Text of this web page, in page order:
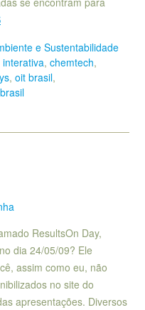
e Sustentabilidade
interativa, chemtech,
, oit brasil,
ResultsOn Day,
dia 24/05/09? Ele
assim como eu, não
no site do
apresentações. Diversos